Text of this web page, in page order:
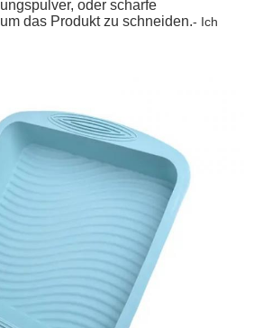
oder scharfe
das Produkt zu schneiden.- Ich